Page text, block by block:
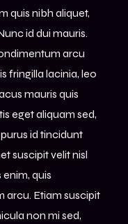
quis nibh aliquet,
id dui mauris.
arcu
fringilla lacinia, leo
mauris quis
eget aliquam sed,
id tincidunt
suscipit velit nisl
quis
arcu. Etiam suscipit
non mi sed,